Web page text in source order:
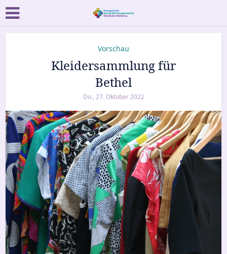
Vorschau
Kleidersammlung für
Bethel
Do., 27. Oktober 2022